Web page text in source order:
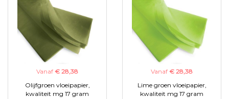
Vanaf € 28,38
Olijfgroen vloeipapier,
kwaliteit mg 17 gram
Vanaf € 28,38
Lime groen vloeipapier,
kwaliteit mg 17 gram